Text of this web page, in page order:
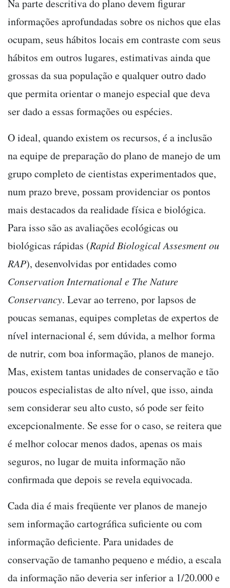
Na parte descritiva do plano devem figurar
informações aprofundadas sobre os nichos que elas
ocupam, seus hábitos locais em contraste com seus
hábitos em outros lugares, estimativas ainda que
grossas da sua população e qualquer outro dado
que permita orientar o manejo especial que deva
ser dado a essas formações ou espécies.
O ideal, quando existem os recursos, é a inclusão
na equipe de preparação do plano de manejo de um
grupo completo de cientistas experimentados que,
num prazo breve, possam providenciar os pontos
mais destacados da realidade física e biológica.
Para isso são as avaliações ecológicas ou
biológicas rápidas (Rapid Biological Assesment ou
RAP), desenvolvidas por entidades como
Conservation International e The Nature
Conservancy. Levar ao terreno, por lapsos de
poucas semanas, equipes completas de expertos de
nível internacional é, sem dúvida, a melhor forma
de nutrir, com boa informação, planos de manejo.
Mas, existem tantas unidades de conservação e tão
poucos especialistas de alto nível, que isso, ainda
sem considerar seu alto custo, só pode ser feito
excepcionalmente. Se esse for o caso, se reitera que
é melhor colocar menos dados, apenas os mais
seguros, no lugar de muita informação não
confirmada que depois se revela equivocada.
Cada dia é mais freqüente ver planos de manejo
sem informação cartográfica suficiente ou com
informação deficiente. Para unidades de
conservação de tamanho pequeno e médio, a escala
da informação não deveria ser inferior a 1/20.000 e